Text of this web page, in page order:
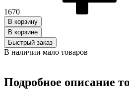
1670
В корзину
В корзинe
Быстрый заказ
В наличии мало товаров
Подробное описание